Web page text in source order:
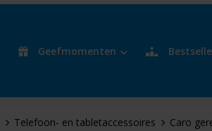
Geefmomenten
Telefoon- en tabletaccessoires Caro